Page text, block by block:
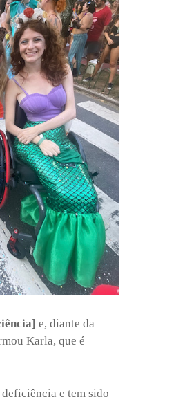
e, diante da
Karla, que é
e tem sido